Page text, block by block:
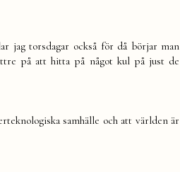
jag torsdagar också för då börjar man
på att hitta på något kul på just de
samhälle och att världen är